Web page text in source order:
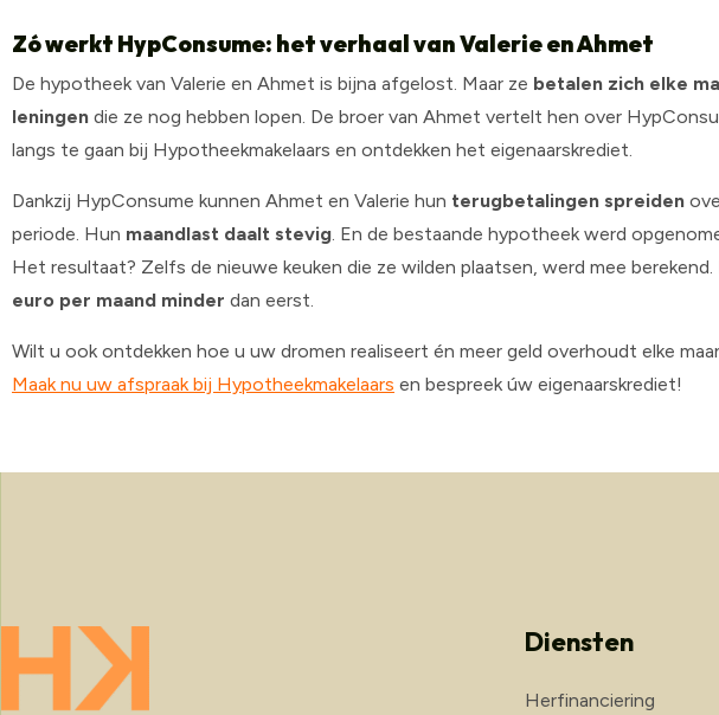
Zó werkt HypConsume: het verhaal van Valerie en Ahmet
De hypotheek van Valerie en Ahmet is bijna afgelost. Maar ze betalen zich elke
leningen die ze nog hebben lopen. De broer van Ahmet vertelt hen over
langs te gaan bij Hypotheekmakelaars en ontdekken het eigenaarskrediet.
Dankzij HypConsume kunnen Ahmet en Valerie hun terugbetalingen spreiden
periode. Hun maandlast daalt stevig. En de bestaande hypotheek werd
Het resultaat? Zelfs de nieuwe keuken die ze wilden plaatsen, werd mee berekend.
euro per maand minder dan eerst.
Wilt u ook ontdekken hoe u uw dromen realiseert én meer geld overhoudt elke
Maak nu uw afspraak bij Hypotheekmakelaars en bespreek úw eigenaarskrediet!
Diensten
Herfinanciering